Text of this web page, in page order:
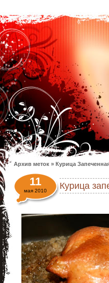
Архив меток » Курица
Курица
11
мая 2010